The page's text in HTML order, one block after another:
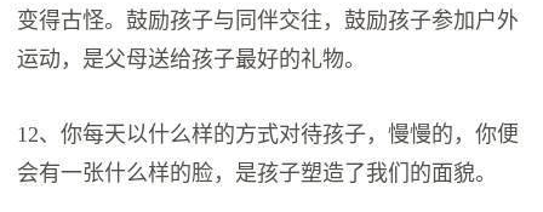
变得古怪。鼓励孩子与同伴交往，鼓励孩子参加户外
运动，是父母送给孩子最好的礼物。
12、你每天以什么样的方式对待孩子，慢慢的，你便
会有一张什么样的脸，是孩子塑造了我们的面貌。